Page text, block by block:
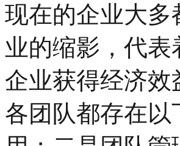
现在的企业大
业的缩影，代
企业获得经济
各团队都存在